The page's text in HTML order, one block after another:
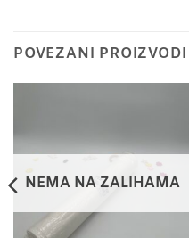
POVEZANI PROIZVODI
NEMA NA ZALIHAMA